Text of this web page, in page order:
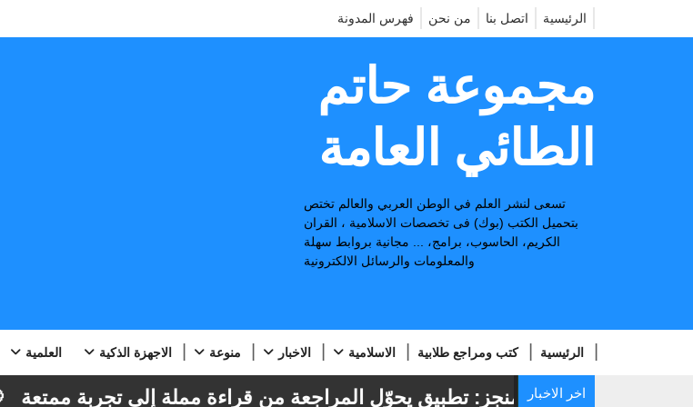
الرئيسية اتصل بنا من نحن فهرس المدونة
مجموعة حاتم
الطائي العامة
تسعى لنشر العلم في الوطن العربي والعالم تختص
بتحميل الكتب (بوك) فى تخصصات الاسلامية ، القران
الكريم، الحاسوب، برامج، ... مجانية بروابط سهلة
والمعلومات والرسائل الالكترونية
الرئيسية كتب ومراجع طلابية الاسلامية الاخبار منوعة الاجهزة الذكية العلمية
اخر الاخبار📢 منجز: تطبيق يحوّل المراجعة من قراءة مملة إلى تجربة ممتعة 📢